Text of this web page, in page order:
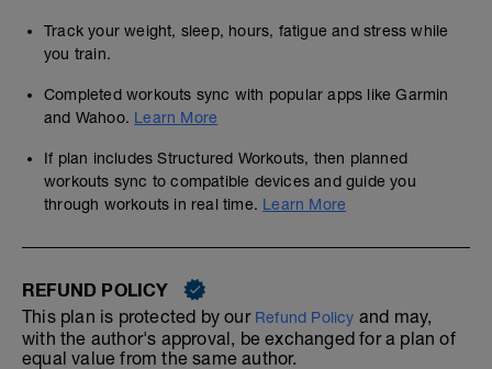
Track your weight, sleep, hours, fatigue and stress while
you train.
Completed workouts sync with popular apps like Garmin
and Wahoo. Learn More
If plan includes Structured Workouts, then planned
workouts sync to compatible devices and guide you
through workouts in real time. Learn More
REFUND POLICY
This plan is protected by our Refund Policy and may,
with the author's approval, be exchanged for a plan of
equal value from the same author.